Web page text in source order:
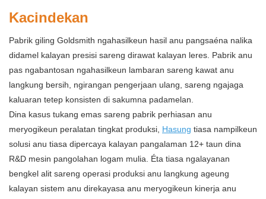
Kacindekan
Pabrik giling Goldsmith ngahasilkeun hasil anu pangsaéna nalika
didamel kalayan presisi sareng dirawat kalayan leres. Pabrik anu
pas ngabantosan ngahasilkeun lambaran sareng kawat anu
langkung bersih, ngirangan pengerjaan ulang, sareng ngajaga
kaluaran tetep konsisten di sakumna padamelan.
Dina kasus tukang emas sareng pabrik perhiasan anu
meryogikeun peralatan tingkat produksi, Hasung tiasa nampilkeun
solusi anu tiasa dipercaya kalayan pangalaman 12+ taun dina
R&D mesin pangolahan logam mulia. Éta tiasa ngalayanan
bengkel alit sareng operasi produksi anu langkung ageung
kalayan sistem anu direkayasa anu meryogikeun kinerja anu